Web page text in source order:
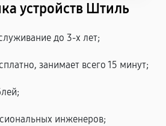
устройств Штиль
до 3-х лет;
занимает всего 15 минут;
инженеров;